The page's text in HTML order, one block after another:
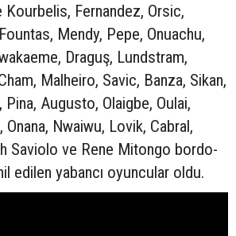
Kourbelis, Fernandez, Orsic,
Mendy, Pepe, Onuachu,
Draguş, Lundstram,
Malheiro, Savic, Banza, Sikan,
Augusto, Olaigbe, Oulai,
Nwaiwu, Lovik, Cabral,
Saviolo ve Rene Mitongo bordo-
edilen yabancı oyuncular oldu.